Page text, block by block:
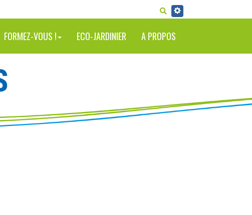
RECHERCHER
FORMEZ-VOUS ! ECO-JARDINIER A PROPOS